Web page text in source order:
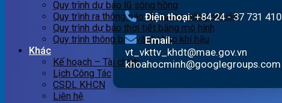
Quy trình dự báo lũ sông hồng
Quy trình ra thông báo khí tượng nông nghiệp
Quy trình dự báo thời tiết bằng mô hình
Quy trình thông báo và dự báo khí hậu
Khác
Kế hoạch – Tài chính
Lịch Công Tác
CSDL KHCN
Liên hệ
Điện thoại: +84 24 - 37 731 410
Email:
vt_vkttv_khdt@mae.gov.vn
khoahocminh@googlegroups.com